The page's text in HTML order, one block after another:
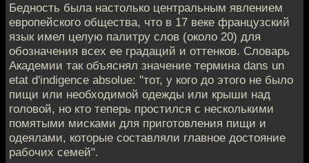
Бедность была настолько центральным явлением
европейского общества, что в 17 веке французский
язык имел целую палитру слов (около 20) для
обозначения всех ее градаций и оттенков. Словарь
Академии так объяснял значение термина dans un
etat d'indigence absolue: "тот, у кого до этого не было
пищи или необходимой одежды или крыши над
головой, но кто теперь простился с несколькими
помятыми мисками для приготовления пищи и
одеялами, которые составляли главное достояние
рабочих семей".